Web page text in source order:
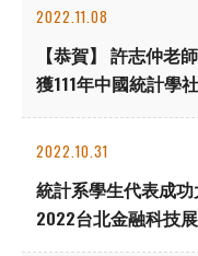
2022.11.08
【恭賀】 許志仲老
獲111年中國統計學
2022.10.31
統計系學生代表成功
2022台北金融科技